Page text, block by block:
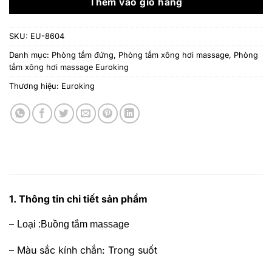
SKU: EU-8604
Danh mục: Phòng tắm đứng, Phòng tắm xông hơi massage, Phòng
tắm xông hơi massage Euroking
Thương hiệu: Euroking
1. Thông tin chi tiết sản phẩm
– Loại :Buồng tắm massage
– Màu sắc kính chắn: Trong suốt